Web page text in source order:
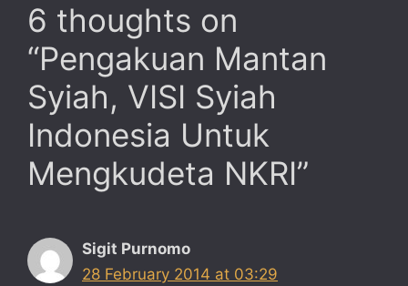
6 thoughts on
“Pengakuan Mantan
Syiah, VISI Syiah
Indonesia Untuk
Mengkudeta NKRI”
Sigit Purnomo
28 February 2014 at 03:29